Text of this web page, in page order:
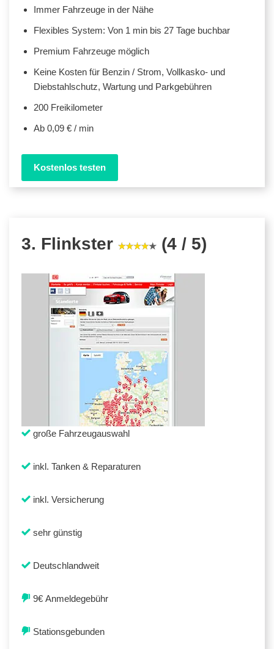
Immer Fahrzeuge in der Nähe
Flexibles System: Von 1 min bis 27 Tage buchbar
Premium Fahrzeuge möglich
Keine Kosten für Benzin / Strom, Vollkasko- und
Diebstahlschutz, Wartung und Parkgebühren
200 Freikilometer
Ab 0,09 € / min
Kostenlos testen
3. Flinkster (4 / 5)
große Fahrzeugauswahl
inkl. Tanken & Reparaturen
inkl. Versicherung
sehr günstig
Deutschlandweit
9€ Anmeldegebühr
Stationsgebunden